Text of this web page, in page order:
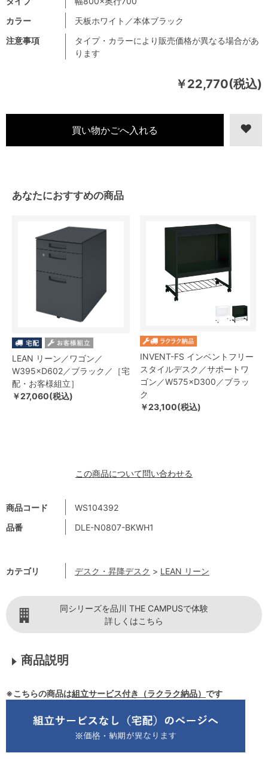
￥22,770(税込)
商品コード
WS104392
品番
DLE-N0807-BKWH1
カテゴリ デスク・昇降デスク > LEAN リーン
注意事項
タイプ・カラーにより販売価格が異なる場合があ
ります
カラー
天板ホワイト／本体ブラック
あなたにおすすめの商品
LEAN リーン／ワゴン／
W395×D602／ブラック／［宅
配・お客様組立］
￥27,060(税込)
INVENT-FS インベントフリー
スタイルデスク／サポートワ
ゴン／W575×D300／ブラッ
ク
￥23,100(税込)
この商品について問い合わせる
同シリーズを品川 THE CAMPUSで体験
詳しくはこちら
商品説明
※こちらの商品は組立サービス付き（ラクラク納品） です